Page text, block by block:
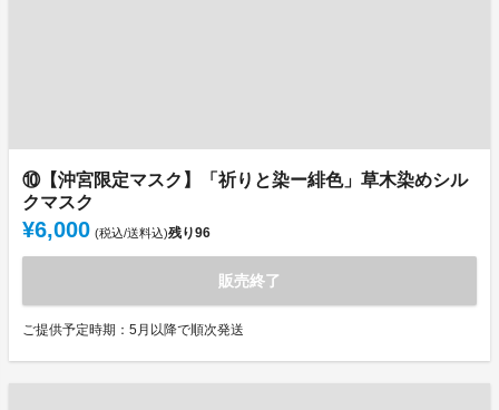
⑩【沖宮限定マスク】「祈りと染ー緋色」草木染めシル
クマスク
¥6,000 (税込/送料込)残り96
販売終了
ご提供予定時期：5月以降で順次発送